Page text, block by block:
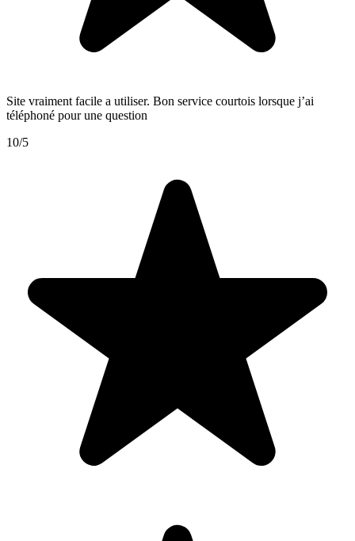
Site vraiment facile a utiliser. Bon service courtois lorsque j’ai
téléphoné pour une question
10/5